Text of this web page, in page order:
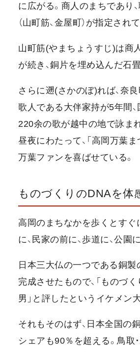
に広がる。商人のまちであり
（山町筋、金屋町）が指定され
山町筋(やまちょうすじ)は商
が続き、銅片を埋め込んだ石
さらに遡(さかのぼ)れば、奈
歌人である大伴家持が5年間
220余の歌が越中の地で詠ま
昼夜にわたって、「高岡万葉
万葉ファンを喜ばせている。
ものづくりのDNAを体
高岡のまちなかを歩くとすぐ
に、民家の前に、歩道に、公
日本三大仏の一つである銅
完成させたもので、「ものづ
男」と評したというイケメン
それもそのはず、日本全国の
シェアも90％を超える。鳥取